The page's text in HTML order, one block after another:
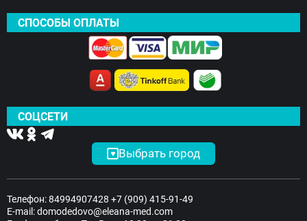
СПОСОБЫ ОПЛАТЫ
СОЦСЕТИ
Выбрать город
Телефон:84994907428 +7 (909) 415-91-49
E-mail:domodedovo@eleana-med.com